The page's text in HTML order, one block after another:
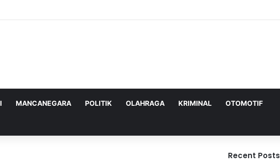
MANCANEGARA POLITIK OLAHRAGA KRIMINAL OTOMOTIF
Recent Posts